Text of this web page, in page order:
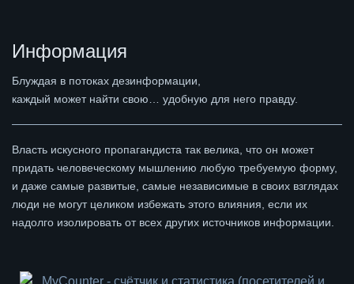
Информация
Блуждая в потоках дезинформации,
каждый может найти свою… удобную для него правду.
Власть искусного пропагандиста так велика, что он может
придать человеческому мышлению любую требуемую форму,
и даже самые развитые, самые независимые в своих взглядах
люди не могут целиком избежать этого влияния, если их
надолго изолировать от всех других источников информации.